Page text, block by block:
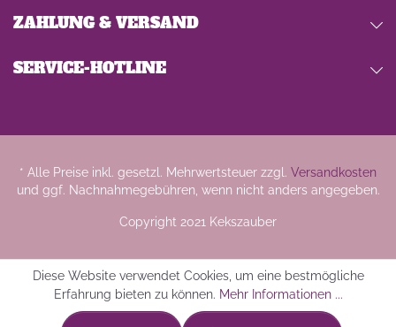
SERVICE-HOTLINE
ZAHLUNG & VERSAND
* Alle Preise inkl. gesetzl. Mehrwertsteuer zzgl. Versandkosten
und ggf. Nachnahmegebühren, wenn nicht anders angegeben.
Copyright 2021 Kekszauber
Diese Website verwendet Cookies, um eine bestmögliche
Erfahrung bieten zu können. Mehr Informationen ...